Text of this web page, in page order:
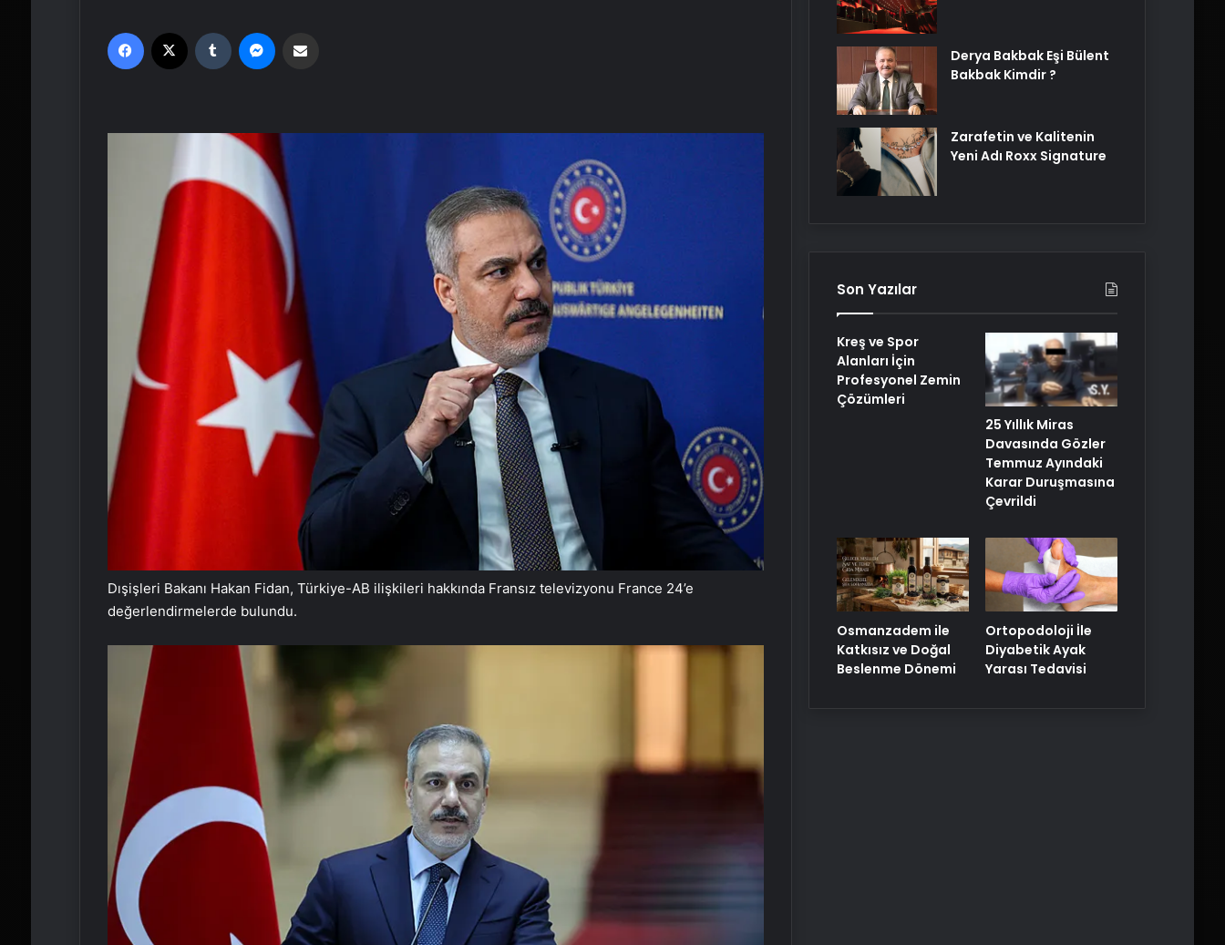
Facebook Tumblr
Dışişleri Bakanı Hakan Fidan, Türkiye-AB ilişkileri hakkında Fransız televizyonu France 24’e
değerlendirmelerde bulundu.
Derya Bakbak Eşi Bülent
Bakbak Kimdir ?
Zarafetin ve Kalitenin
Yeni Adı Roxx Signature
Son Yazılar
Kreş ve Spor
Alanları İçin
Profesyonel Zemin
Çözümleri
25 Yıllık Miras
Davasında Gözler
Temmuz Ayındaki
Karar Duruşmasına
Çevrildi
Osmanzadem ile
Katkısız ve Doğal
Beslenme Dönemi
Ortopodoloji İle
Diyabetik Ayak
Yarası Tedavisi